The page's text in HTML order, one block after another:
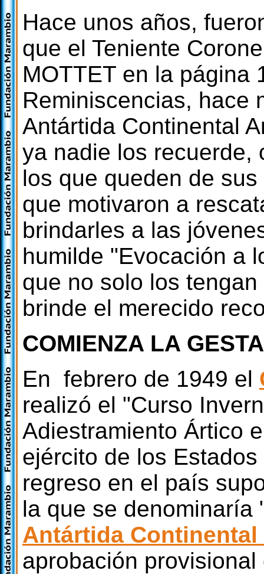
Hace unos años,
que el Teniente
MOTTET en la página
Reminiscencias, hace
Antártida Continental
ya nadie los recuerde,
los que queden de
que motivaron a
brindarles a las
humilde "Evocación a
que no solo los
brinde el merecido
COMIENZA LA GESTA
En febrero de 1949 el
realizó el "Curso
Adiestramiento Ártico
ejército de los
regreso en el país
la que se denominaría
Antártida
aprobación